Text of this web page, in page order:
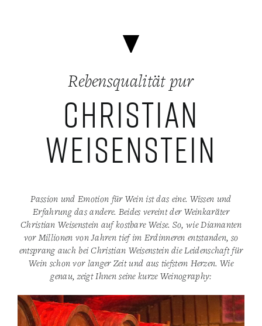
Rebensqualität pur
Christian
Weisenstein
Passion und Emotion für Wein ist das eine. Wissen und
Erfahrung das andere. Beides vereint der Weinkaräter
Christian Weisenstein auf kostbare Weise. So, wie Diamanten
vor Millionen von Jahren tief im Erdinneren entstanden, so
entsprang auch bei Christian Weisenstein die Leidenschaft für
Wein schon vor langer Zeit und aus tiefstem Herzen. Wie
genau, zeigt Ihnen seine kurze Weinography: